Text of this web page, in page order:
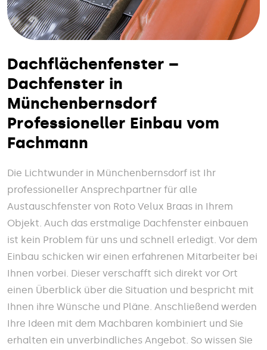
Dachflächenfenster –
Dachfenster in
Münchenbernsdorf
Professioneller Einbau vom
Fachmann
Die Lichtwunder in Münchenbernsdorf ist Ihr
professioneller Ansprechpartner für alle
Austauschfenster von Roto Velux Braas in Ihrem
Objekt. Auch das erstmalige Dachfenster einbauen
ist kein Problem für uns und schnell erledigt. Vor dem
Einbau schicken wir einen erfahrenen Mitarbeiter bei
Ihnen vorbei. Dieser verschafft sich direkt vor Ort
einen Überblick über die Situation und bespricht mit
Ihnen ihre Wünsche und Pläne. Anschließend werden
Ihre Ideen mit dem Machbaren kombiniert und Sie
erhalten ein unverbindliches Angebot. So wissen Sie